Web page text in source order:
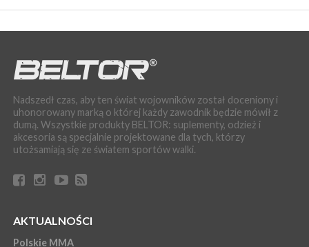
Nadszedł czas, aby ten świat wojowników został doceniony i
uhonorowany marką o której każdy zawodnik będzie mówił z
dumą. Wszystkie produkty BELTOR: suplementy, odzież i
akcesoria są specjalnie projektowane dla tych, którzy
utożsamiają się ze światem sportów walki.
AKTUALNOŚCI
Polskie MMA